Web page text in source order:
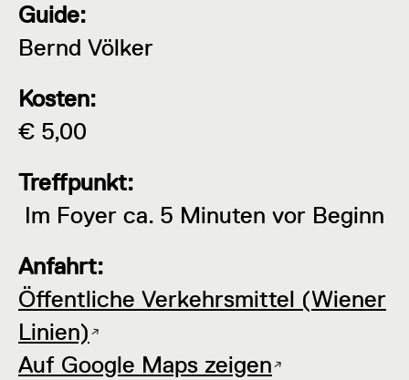
Guide:
Bernd Völker
Kosten:
€ 5,00
Treffpunkt:
Im Foyer ca. 5 Minuten vor Beginn
Anfahrt:
Öffentliche Verkehrsmittel (Wiener
Linien)
Auf Google Maps zeigen